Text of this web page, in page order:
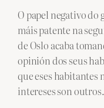
O papel negativo do
máis patente na
de Oslo acaba
opinión dos seus
que eses habitantes
intereses son outros.